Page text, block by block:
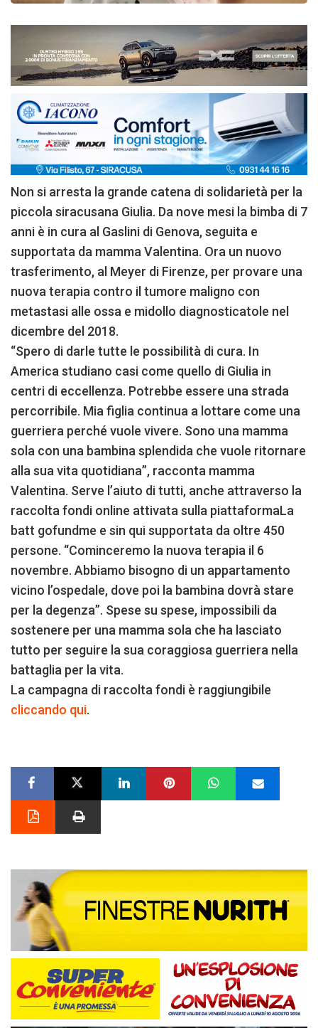
Non si arresta la grande catena di solidarietà per la
piccola siracusana Giulia. Da nove mesi la bimba di 7
anni è in cura al Gaslini di Genova, seguita e
supportata da mamma Valentina. Ora un nuovo
trasferimento, al Meyer di Firenze, per provare una
nuova terapia contro il tumore maligno con
metastasi alle ossa e midollo diagnosticatole nel
dicembre del 2018.
“Spero di darle tutte le possibilità di cura. In
America studiano casi come quello di Giulia in
centri di eccellenza. Potrebbe essere una strada
percorribile. Mia figlia continua a lottare come una
guerriera perché vuole vivere. Sono una mamma
sola con una bambina splendida che vuole ritornare
alla sua vita quotidiana”, racconta mamma
Valentina. Serve l’aiuto di tutti, anche attraverso la
raccolta fondi online attivata sulla piattaformaLa
batt gofundme e sin qui supportata da oltre 450
persone. “Cominceremo la nuova terapia il 6
novembre. Abbiamo bisogno di un appartamento
vicino l’ospedale, dove poi la bambina dovrà stare
per la degenza”. Spese su spese, impossibili da
sostenere per una mamma sola che ha lasciato
tutto per seguire la sua coraggiosa guerriera nella
battaglia per la vita.
La campagna di raccolta fondi è raggiungibile
cliccando qui.